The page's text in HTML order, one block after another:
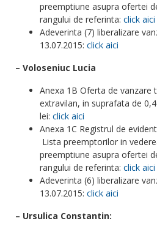
preemptiune asupra ofertei
rangului de referinta: click aici
Adeverinta (7) liberalizare
13.07.2015: click aici
– Voloseniuc Lucia
Anexa 1B Oferta de vanzare
extravilan, in suprafata de
lei: click aici
Anexa 1C Registrul de
Lista preemptorilor in
preemptiune asupra ofertei
rangului de referinta: click aici
Adeverinta (6) liberalizare
13.07.2015: click aici
– Ursulica Constantin: